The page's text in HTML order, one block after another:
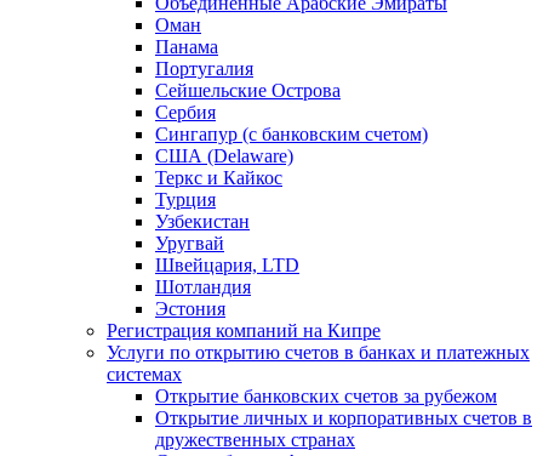
Оман
Панама
Португалия
Сейшельские Острова
Сербия
Сингапур (c банковским счетом)
США (Delaware)
Теркс и Кайкос
Турция
Узбекистан
Уругвай
Швейцария, LTD
Шотландия
Эстония
Регистрация компаний на Кипре
Услуги по открытию счетов в банках и платежных
системах
Открытие банковских счетов за рубежом
Открытие личных и корпоративных счетов в
дружественных странах